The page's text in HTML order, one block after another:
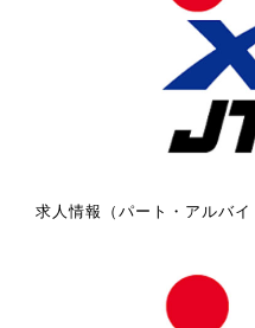
求人情報（パート・アルバイ